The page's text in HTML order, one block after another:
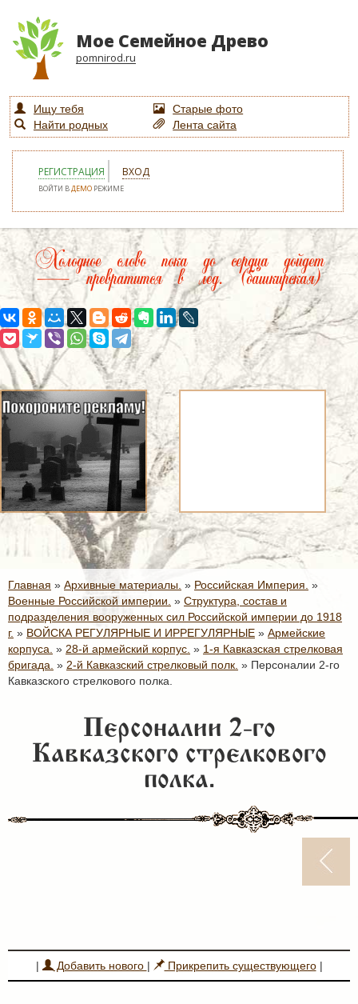
Мое Семейное Древо
pomnirod.ru
Ищу тебя
Старые фото
Найти родных
Лента сайта
РЕГИСТРАЦИЯ ВХОД
ВОЙТИ ВДЕМО РЕЖИМЕ
Холодное слово пока до сердца дойдет
— превратится в лед. (башкирская)
Главная » Архивные материалы. » Российская Империя. »
Военные Российской империи. » Структура, состав и
подразделения вооруженных сил Российской империи до 1918
г. » ВОЙСКА РЕГУЛЯРНЫЕ И ИРРЕГУЛЯРНЫЕ » Армейские
корпуса. » 28-й армейский корпус. » 1-я Кавказская стрелковая
бригада. » 2-й Кавказский стрелковый полк. » Персоналии 2-го
Кавказского стрелкового полка.
Персоналии 2-го
Кавказского стрелкового
полка.
| Добавить нового | Прикрепить существующего|